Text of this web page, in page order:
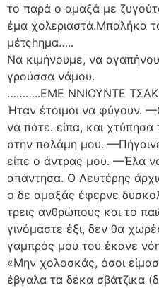
το παρά ο αμαξά με
έμα χολεριαστά.Μπαλήκα
μέτςhημα…..
Να κιμήνουμε, να
γρούσσα νάμου.
………..ΕΜΕ ΝΝΙΟΥΝΤΕ
Ήταν έτοιμοι να φύγουν.
να πάτε. είπα, και
στην παλάμη μου.
είπε ο άντρας μου. —Έλα
απάντησα. Ο Λευτέρης
ο δε αμαξάς έφερνε
τρεις ανθρώπους και το
γινόμαστε έξι, δεν θα
γαμπρός μου του έκανε
«Μην χολοσκάς, όσοι
έβγαλα τα δέκα σβάτζικα